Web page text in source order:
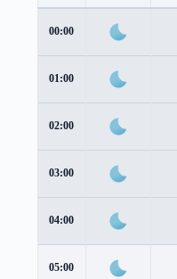
00:00
01:00
02:00
03:00
04:00
05:00